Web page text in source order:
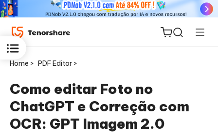
ReiBoot
for iOS
Home > PDF Editor >
Como editar Foto no
ChatGPT e Correção com
OCR: GPT Imagem 2.0